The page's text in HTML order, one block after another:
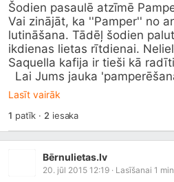
Šodien pasaulē atzīmē
Vai zinājāt, ka ''Pamper'' no
lutināšana. Tādēļ šodien
ikdienas lietas rītdienai.
Saquella kafija ir tieši kā
Lai Jums jauka
Lasīt vairāk
1 patīk · 2 iesaka
Bērnulietas.lv
20. jūl 2015 12:19 · Lasīšanai 1 min